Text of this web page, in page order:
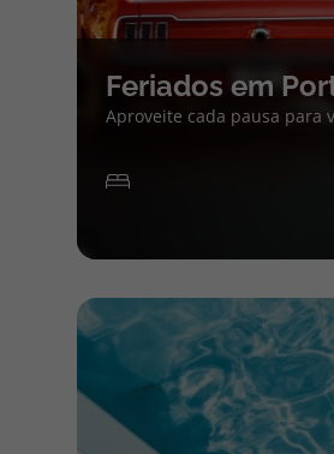
Feriados em
Aproveite cada pausa para